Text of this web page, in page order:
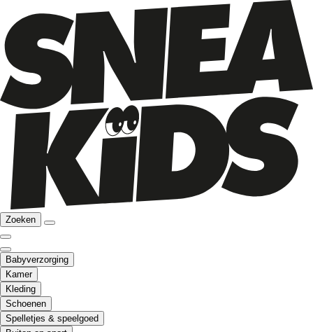
Zoeken
Babyverzorging
Kamer
Kleding
Schoenen
Spelletjes & speelgoed